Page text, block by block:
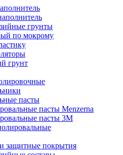
грунты
по мокрому
грунт
пасты
пасты Menzerna
пасты 3M
защитные покрытия